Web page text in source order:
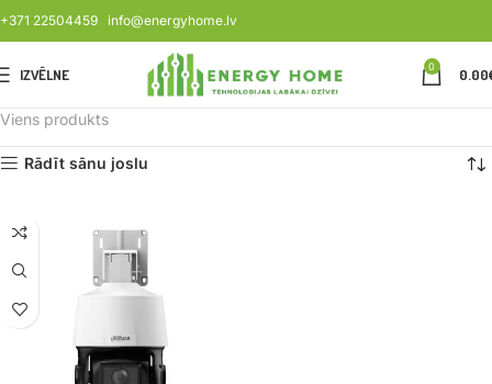
+371 22504459 info@energyhome.lv
IZVĒLNE 0 0.00
Viens produkts
Rādīt sānu joslu